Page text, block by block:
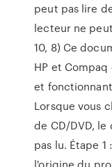
peut pas lire
lecteur ne
10, 8) Ce
HP et
et
Lorsque vous
de CD/DVD, le
pas lu. Étape
l'origine du